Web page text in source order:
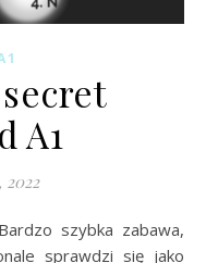
A1
sprawdzi się jako